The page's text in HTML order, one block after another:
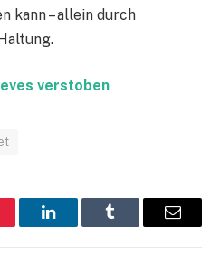
kann – allein durch
verstoben
LinkedInTumblr Email